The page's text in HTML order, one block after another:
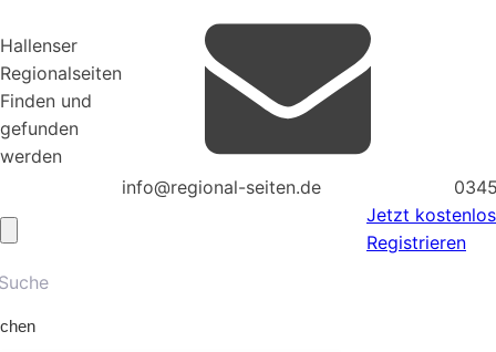
Hallenser
Regionalseiten
Finden und
gefunden
werden
info@regional-seiten.de
Jetzt kostenlos
Registrieren